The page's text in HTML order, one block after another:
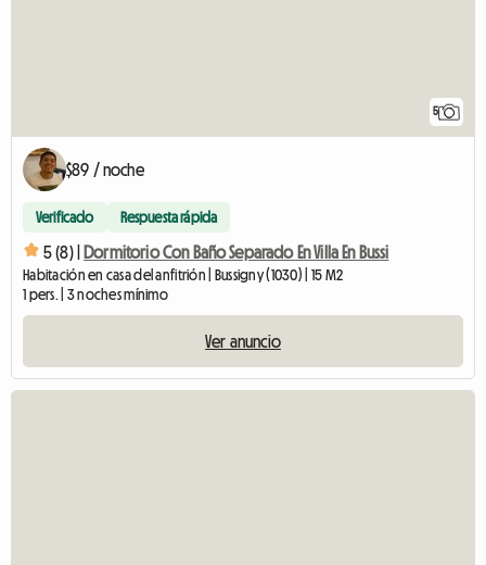
5
$89 / noche
Verificado Respuesta rápida
5 (8) | Dormitorio Con Baño Separado En Villa En Bussi
Habitación en casa del anfitrión | Bussigny (1030) | 15 M2
1 pers. | 3 noches mínimo
Ver anuncio